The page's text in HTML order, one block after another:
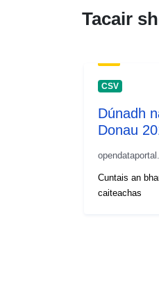
Tacair
CSV
Dúnadh
Donau
Cuntais an
caiteachas